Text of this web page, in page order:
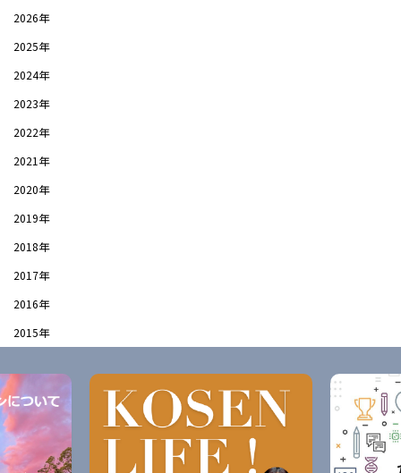
2026年
2025年
2024年
2023年
2022年
2021年
2020年
2019年
2018年
2017年
2016年
2015年